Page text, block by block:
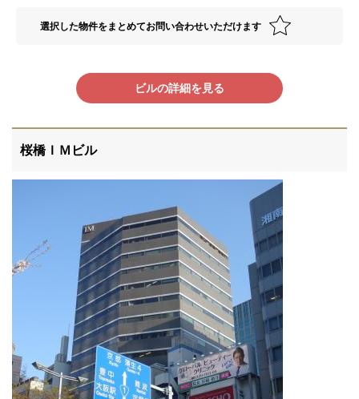
選択した物件をまとめてお問い合わせいただけます
ビルの詳細を見る
桜橋ＩＭビル